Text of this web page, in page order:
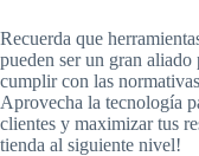
Recuerda que
pueden ser un gran
cumplir con las
Aprovecha la tecnología
clientes y maximizar tus
tienda al siguiente nivel!